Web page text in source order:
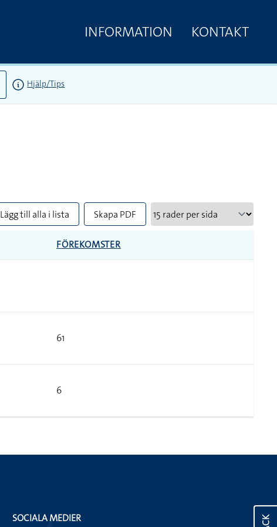
INFORMATION KONTAKT
Hjälp/Tips
Lägg till alla i lista Skapa PDF
FÖREKOMSTER
61
6
SOCIALA MEDIER